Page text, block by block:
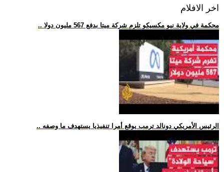
اخر الافلام
.. محكمة في ولاية نيو مكسيكو تلزم شركة ميتا بدفع 567 مليون دولا
.. الرئيس الأمريكي دونالد ترمب يوقع أمرا تنفيذيا يستهدف ما وصفه